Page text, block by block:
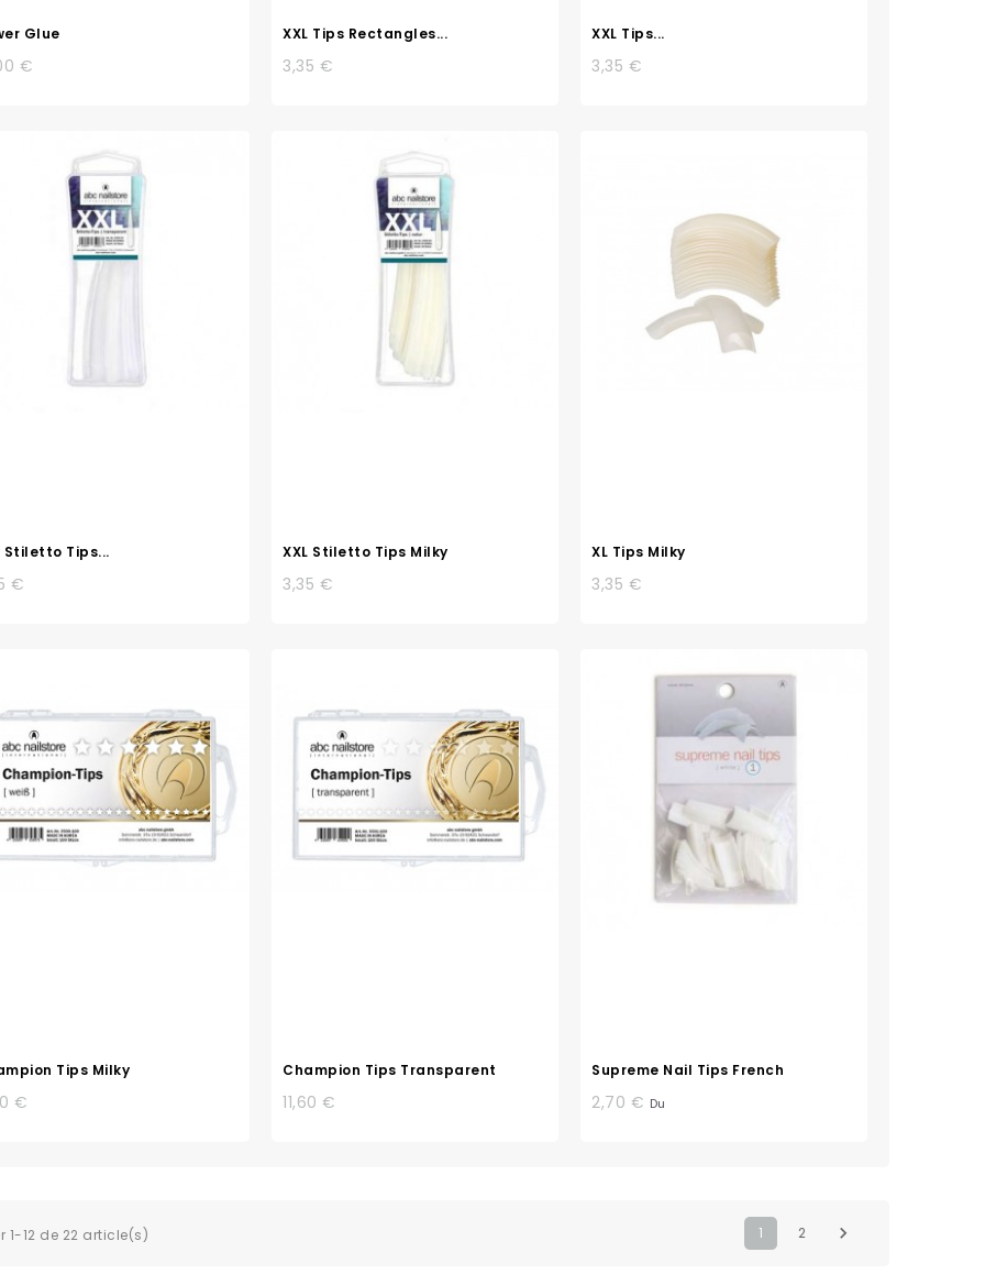
Glue
€
XXL Tips Rectangles...
3,35 €
XXL Tips...
3,35 €
Stiletto Tips...
€
XXL Stiletto Tips Milky
3,35 €
XL Tips Milky
3,35 €
Tips Milky
€
Champion Tips Transparent
11,60 €
Supreme Nail Tips French
2,70 € Du
1-12 de 22 article(s) 1 2 